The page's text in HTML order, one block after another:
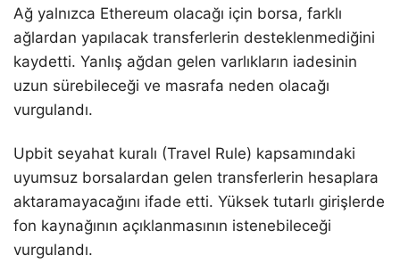
Ağ yalnızca Ethereum olacağı için borsa, farklı
ağlardan yapılacak transferlerin desteklenmediğini
kaydetti. Yanlış ağdan gelen varlıkların iadesinin
uzun sürebileceği ve masrafa neden olacağı
vurgulandı.
Upbit seyahat kuralı (Travel Rule) kapsamındaki
uyumsuz borsalardan gelen transferlerin hesaplara
aktaramayacağını ifade etti. Yüksek tutarlı girişlerde
fon kaynağının açıklanmasının istenebileceği
vurgulandı.